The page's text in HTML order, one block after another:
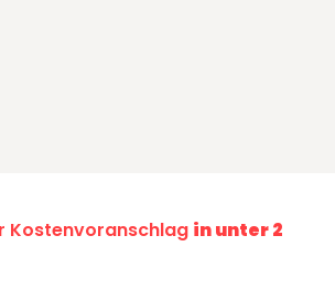
Kostenvoranschlag in unter 2